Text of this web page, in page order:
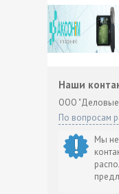
Наши
ООО "Деловые
По вопросам
Мы